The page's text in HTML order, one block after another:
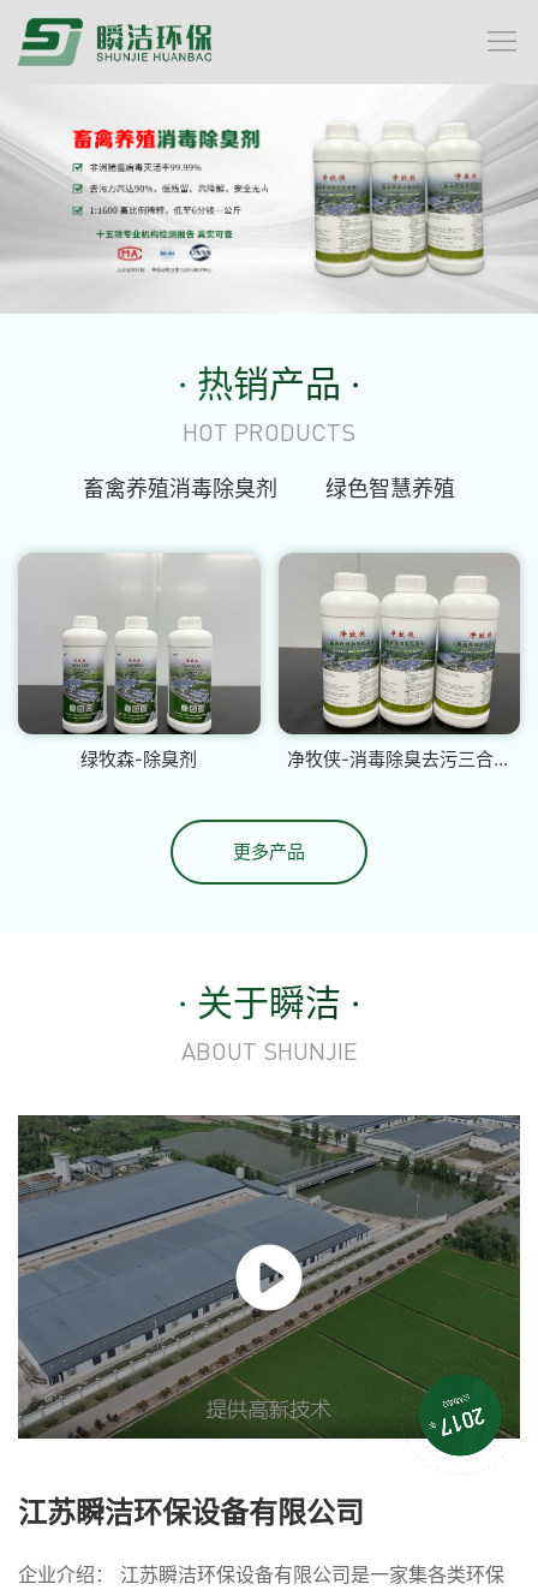
· 热销产品 ·
HOT PRODUCTS
畜禽养殖消毒除臭剂 绿色智慧养殖
绿牧森-除臭剂
净牧侠-消毒除臭去污三合一
更多产品
· 关于瞬洁 ·
ABOUT SHUNJIE
江苏瞬洁环保设备有限公司
企业介绍： 江苏瞬洁环保设备有限公司是一家集各类环保